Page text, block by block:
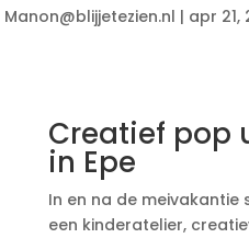
Manon@blijjetezien.nl | apr 21,
Creatief pop
in Epe
In en na de meivakantie
een kinderatelier,